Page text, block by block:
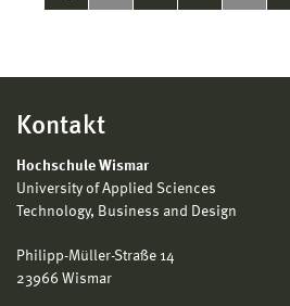
Kontakt
Hochschule Wismar
University of Applied Sciences
Technology, Business and Design
Philipp-Müller-Straße 14
23966 Wismar